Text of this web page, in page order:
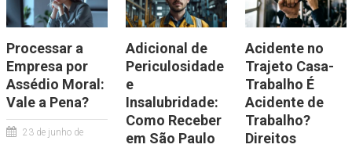
Processar a
Empresa por
Assédio Moral:
Vale a Pena?
23 de junho de
Adicional de
Periculosidade
e
Insalubridade:
Como Receber
em São Paulo
Acidente no
Trajeto Casa-
Trabalho É
Acidente de
Trabalho?
Direitos